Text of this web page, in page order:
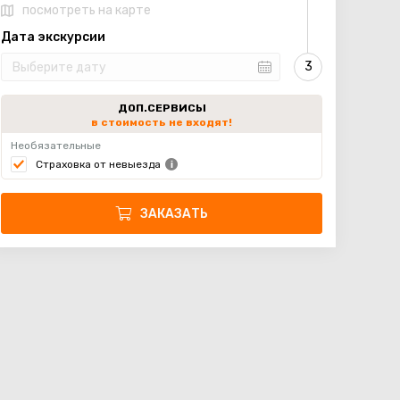
посмотреть на карте
Дата экскурсии
ДОП.СЕРВИСЫ
в стоимость не входят!
Необязательные
Страховка от невыезда
ЗАКАЗАТЬ